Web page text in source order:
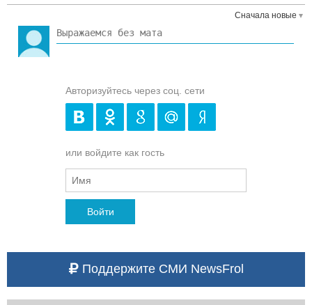
Сначала новые
Авторизуйтесь через соц. сети
или войдите как гость
Войти
Поддержите СМИ NewsFrol